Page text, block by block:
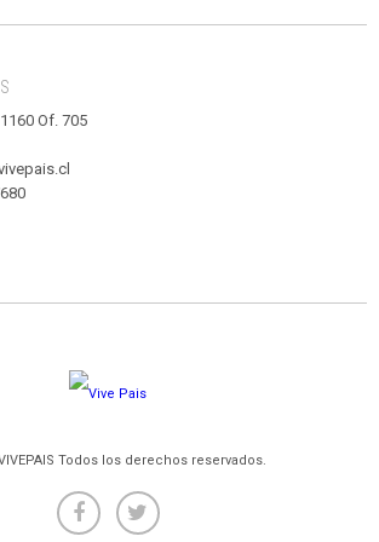
Of. 705
Todos los derechos reservados.